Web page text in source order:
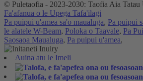
© Puletaofia - 2023-2030: Taofia Aia Tatau
Fa'afanua o le Upega Tafa'ilagi
Pa puipui u'amea sa'o maualuga, Pa puipui
le alatele W-Beam, Poloka o Taavale, Pa
Saosaoa Maualuga, Pa puipui u'amea,
Auina atu le Imeli